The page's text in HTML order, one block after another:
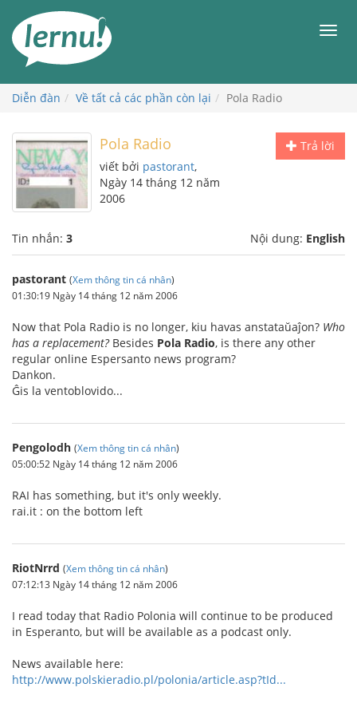
đến
phần
dung
Diễn đàn Về tất cả các phần còn lại Pola Radio
Trả lời
Pola Radio
viết bởi pastorant,
Ngày 14 tháng 12 năm
2006
Tin nhắn: 3 Nội dung: English
pastorant (Xem thông tin cá nhân)
01:30:19 Ngày 14 tháng 12 năm 2006
Now that Pola Radio is no longer, kiu havas anstataŭaĵon? Who
has a replacement?Besides Pola Radio, is there any other
regular online Espersanto news program?
Dankon.
Ĝis la ventoblovido...
Pengolodh (Xem thông tin cá nhân)
05:00:52 Ngày 14 tháng 12 năm 2006
RAI has something, but it's only weekly.
rai.it : on the bottom left
RiotNrrd (Xem thông tin cá nhân)
07:12:13 Ngày 14 tháng 12 năm 2006
I read today that Radio Polonia will continue to be produced
in Esperanto, but will be available as a podcast only.
News available here:
http://www.polskieradio.pl/polonia/article.asp?tId...